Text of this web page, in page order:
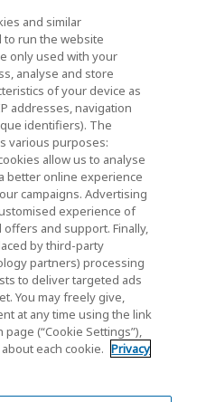
(Vállalati /
Home
and similar
run the website
only used with your
analyse and store
of your device as
addresses, navigation
identifiers). The
various purposes:
allow us to analyse
better online experience
campaigns. Advertising
experience of
and support. Finally,
by third-party
partners) processing
to deliver targeted ads
You may freely give,
at any time using the link
(“Cookie Settings”),
each cookie. Privacy